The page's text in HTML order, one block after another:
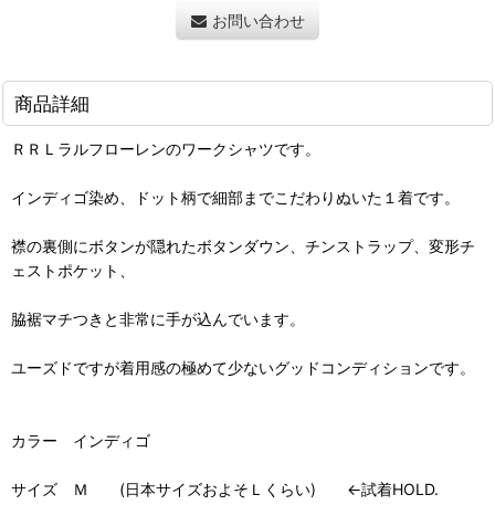
お問い合わせ
商品詳細
ＲＲＬラルフローレンのワークシャツです。
インディゴ染め、ドット柄で細部までこだわりぬいた１着です。
襟の裏側にボタンが隠れたボタンダウン、チンストラップ、変形チ
ェストポケット、
脇裾マチつきと非常に手が込んでいます。
ユーズドですが着用感の極めて少ないグッドコンディションです。
カラー インディゴ
サイズ Ｍ (日本サイズおよそＬくらい) ←試着HOLD.